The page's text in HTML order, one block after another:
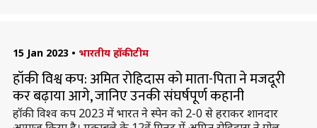
15 Jan 2023 • भारतीय हॉकी टीम
हॉकी विश्व कप: अमित रोहिदास को माता-पिता ने मजदूरी
कर बढ़ाया आगे, जानिए उनकी संघर्षपूर्ण कहानी
हॉकी विश्व कप 2023 में भारत ने स्पेन को 2-0 से हराकर शानदार